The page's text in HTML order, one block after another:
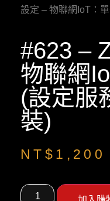
設定 – 物聯網IoT：
#623 –
物聯網
(設定服
裝)
NT$ 1,200